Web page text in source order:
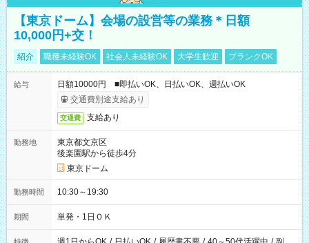
【東京ドーム】会場の設営等の業務＊日額
10,000円+交！
紹介 職種未経験OK 社会人未経験OK 大学生歓迎 ブランクOK
給与
日額10000円 ■即払いOK、日払いOK、週払いOK
交通費別途支給あり
交通費 支給あり
勤務地
東京都文京区
後楽園駅から徒歩4分
東京ドーム
勤務時間 10:30～19:30
期間 単発・1日ＯＫ